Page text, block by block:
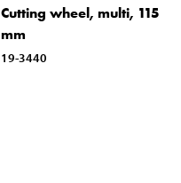
Cutting wheel, multi, 115
mm
19-3440